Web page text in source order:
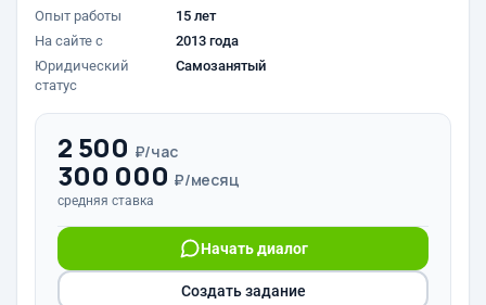
Опыт работы
15 лет
На сайте с
2013 года
Юридический
статус
Самозанятый
2 500 ₽/час
300 000 ₽/месяц
средняя ставка
Начать диалог
Создать задание